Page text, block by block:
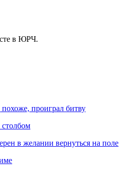
в ЮРЧ.
проиграл битву
в желании вернуться на поле